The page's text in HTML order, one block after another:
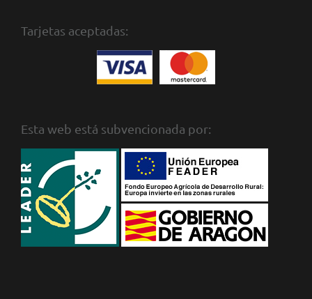
Tarjetas aceptadas:
Esta web está subvencionada por: